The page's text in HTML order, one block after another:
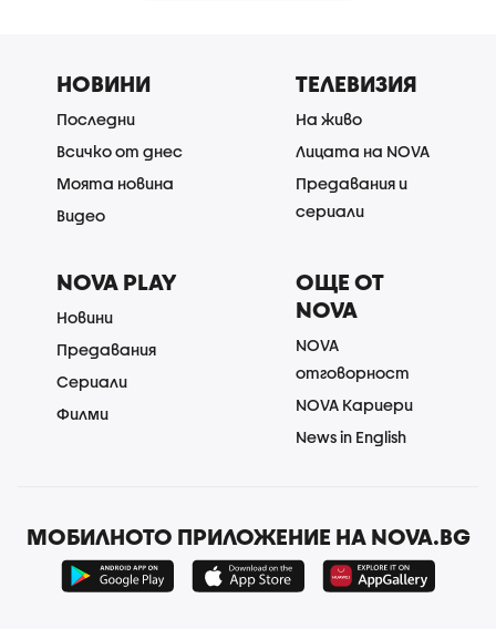
НОВИНИ
Последни
Всичко от днес
Моята новина
Видео
ТЕЛЕВИЗИЯ
На живо
Лицата на NOVA
Предавания и
сериали
NOVA PLAY
Новини
Предавания
Сериали
Филми
ОЩЕ ОТ
NOVA
NOVA
отговорност
NOVA Кариери
News in English
МОБИЛНОТО ПРИЛОЖЕНИЕ НА NOVA.BG